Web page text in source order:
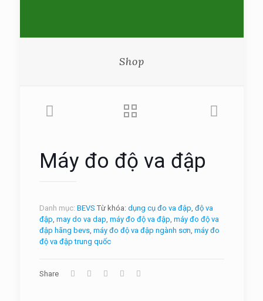
Shop
Máy đo độ va đập
Danh mục: BEVS Từ khóa: dụng cụ đo va đập, độ va
đập, may do va dap, máy đo độ va đập, máy đo độ va
đập hãng bevs, máy đo độ va đập ngành sơn, máy đo
độ va đập trung quốc
Share